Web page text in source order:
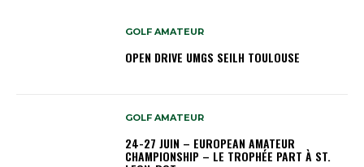
GOLF AMATEUR
OPEN DRIVE UMGS SEILH TOULOUSE
GOLF AMATEUR
24-27 JUIN – EUROPEAN AMATEUR
CHAMPIONSHIP – LE TROPHÉE PART À ST.